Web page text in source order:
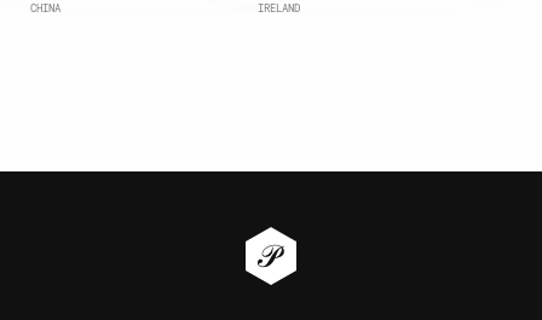
CHINA IRELAND